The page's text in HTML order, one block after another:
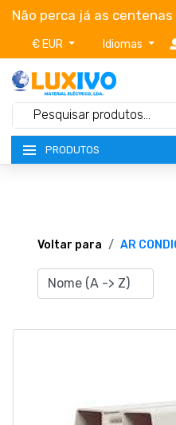
Não perca já as centenas
€ EUR Idiomas
PRODUTOS
TERMOS E CONDIÇÕES
CATÁLOGOS
Voltar para AR